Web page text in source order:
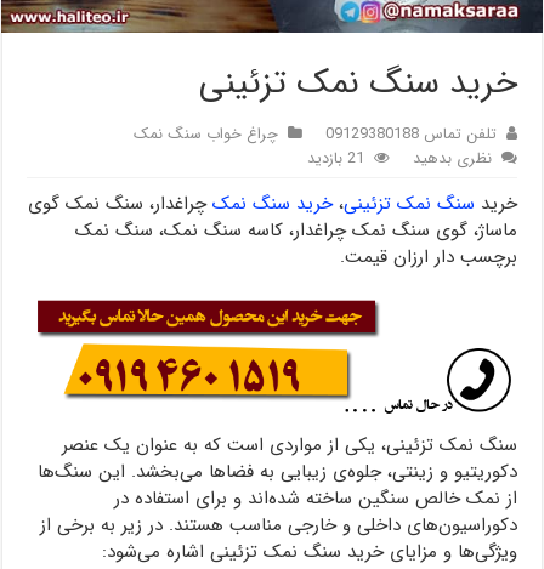
خرید سنگ نمک تزئینی
تلفن تماس 09129380188
چراغ خواب سنگ نمک
نظری بدهید
21 بازدید
خرید سنگ نمک تزئینی،خرید سنگ نمکچراغدار، سنگ نمک گوی
ماساژ، گوی سنگ نمک چراغدار، کاسه سنگ نمک، سنگ نمک
برچسب دار ارزان قیمت.
سنگ نمک تزئینی، یکی از مواردی است که به عنوان یک عنصر
دکوریتیو و زینتی، جلوه‌ی زیبایی به فضاها می‌بخشد. این سنگ‌ها
از نمک خالص سنگین ساخته شده‌اند و برای استفاده در
دکوراسیون‌های داخلی و خارجی مناسب هستند. در زیر به برخی از
ویژگی‌ها و مزایای خرید سنگ نمک تزئینی اشاره می‌شود: